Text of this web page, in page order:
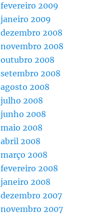
fevereiro 2009
janeiro 2009
dezembro 2008
novembro 2008
outubro 2008
setembro 2008
agosto 2008
julho 2008
junho 2008
maio 2008
abril 2008
março 2008
fevereiro 2008
janeiro 2008
dezembro 2007
novembro 2007